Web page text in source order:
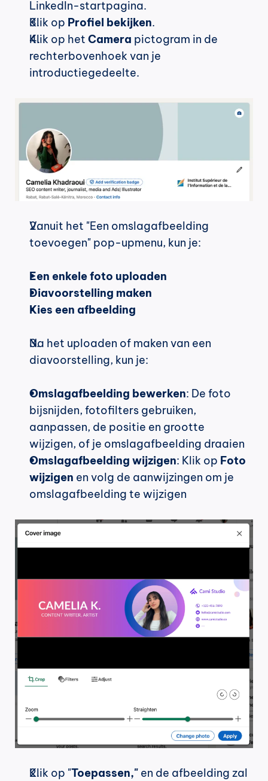
LinkedIn-startpagina.
Klik op Profiel bekijken.
Klik op het Camera pictogram in de
rechterbovenhoek van je
introductiegedeelte.
Vanuit het "Een omslagafbeelding
toevoegen" pop-upmenu, kun je:
Een enkele foto uploaden
Diavoorstelling maken
Kies een afbeelding
Na het uploaden of maken van een
diavoorstelling, kun je:
Omslagafbeelding bewerken: De foto
bijsnijden, fotofilters gebruiken,
aanpassen, de positie en grootte
wijzigen, of je omslagafbeelding draaien
Omslagafbeelding wijzigen: Klik op Foto
wijzigen en volg de aanwijzingen om je
omslagafbeelding te wijzigen
Klik op "Toepassen," en de afbeelding zal